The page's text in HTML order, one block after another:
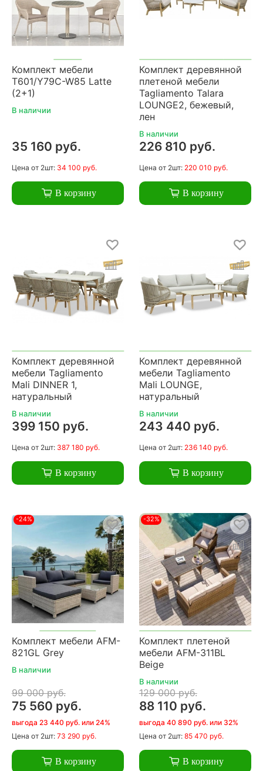
Комплект мебели
T601/Y79C-W85 Latte
(2+1)
В наличии
35 160 руб.
Цена от 2шт: 34 100 руб.
В корзину
Комплект деревянной
плетеной мебели
Tagliamento Talara
LOUNGE2, бежевый,
лен
В наличии
226 810 руб.
Цена от 2шт: 220 010 руб.
В корзину
Комплект деревянной
мебели Tagliamento
Mali DINNER 1,
натуральный
В наличии
399 150 руб.
Цена от 2шт: 387 180 руб.
В корзину
Комплект деревянной
мебели Tagliamento
Mali LOUNGE,
натуральный
В наличии
243 440 руб.
Цена от 2шт: 236 140 руб.
В корзину
-24%
Комплект мебели AFM-
821GL Grey
В наличии
99 000 руб.
75 560 руб.
выгода 23 440 руб. или 24%
Цена от 2шт: 73 290 руб.
В корзину
-32%
Комплект плетеной
мебели AFM-311BL
Beige
В наличии
129 000 руб.
88 110 руб.
выгода 40 890 руб. или 32%
Цена от 2шт: 85 470 руб.
В корзину